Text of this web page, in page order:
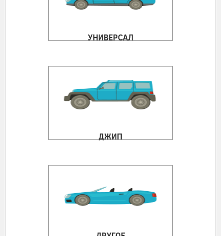
УНИВЕРСАЛ
ДЖИП